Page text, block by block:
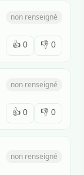
non renseigné
👍 0 👎 0
non renseigné
👍 0 👎 0
non renseigné